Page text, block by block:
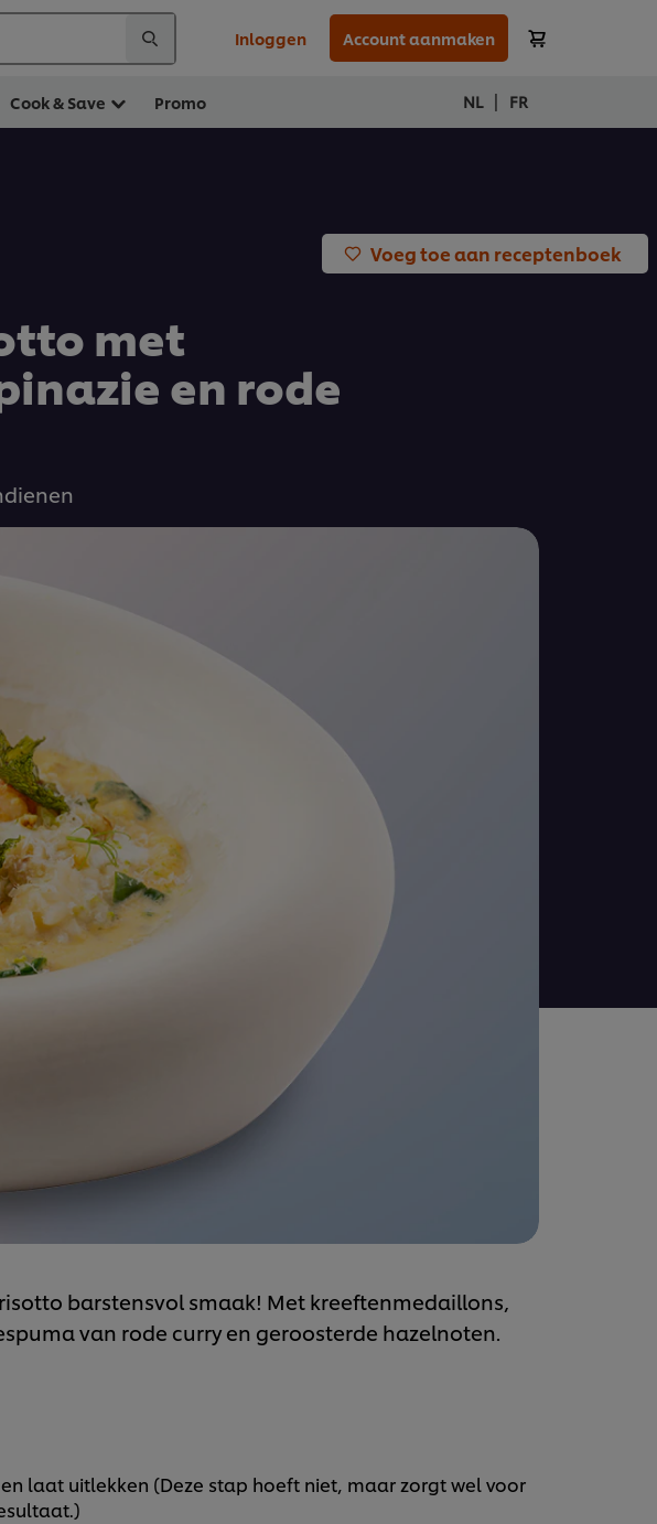
Inloggen Account aanmaken
Cook & Save Promo NL | FR
Voeg toe aan receptenboek
met
en rode
barstensvol smaak! Met kreeftenmedaillons,
van rode curry en geroosterde hazelnoten.
laat uitlekken (Deze stap hoeft niet, maar zorgt wel voor